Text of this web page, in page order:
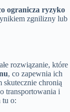
ogranicza ryzyko
zgnilizny lub
rozwiązanie, które
, co zapewnia ich
skutecznie chronią
transportowania i
tu o: